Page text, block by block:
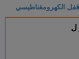
قفل الكهرومغناطيسي
ل